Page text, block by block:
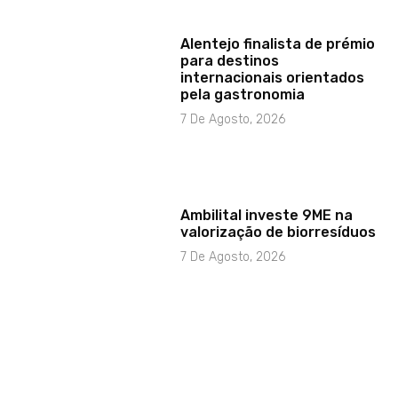
Alentejo finalista de prémio
para destinos
internacionais orientados
pela gastronomia
7 De Agosto, 2026
Ambilital investe 9ME na
valorização de biorresíduos
7 De Agosto, 2026